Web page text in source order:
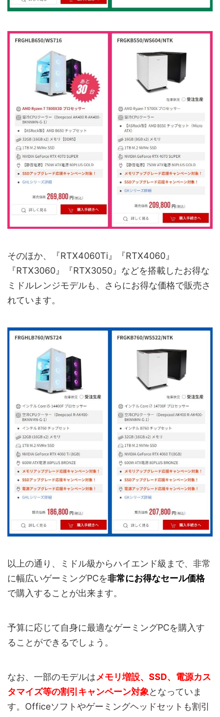
そのほか、『RTX4060Ti』『RTX4060』
『RTX3060』『RTX3050』などを搭載したお得な
ミドルレンジモデルも、さらにお得な価格で販売さ
れています。
以上の通り、ミドル級からハイエンド級まで、非常
に幅広いゲーミングPCを非常にお得なセール価格
で購入することが出来ます。
予算に応じて自身に最適なゲーミングPCを購入す
ることができるでしょう。
なお、一部のモデルはメモリ増設、SSD、電源カス
タマイズ等の割引キャンペーン対象となっていま
す。Officeソフトやゲーミングヘッドセットも割引